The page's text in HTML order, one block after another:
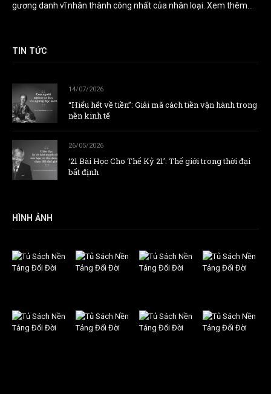
gương danh vĩ nhân thành công nhất của nhân loại. Xem thêm...
TIN TỨC
14/07/2026
“Hiểu hết về tiền”: Giải mã cách tiền vận hành trong
nền kinh tế
26/05/2026
‘21 Bài Học Cho Thế Kỷ 21’: Thế giới trong thời đại
bất định
HÌNH ẢNH